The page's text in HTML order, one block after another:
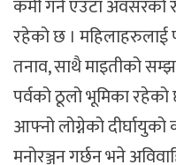
कमी गर्ने एउटा अवसरको
रहेको छ । महिलाहरुलाई
तनाव, साथै माइतीको
पर्वको ठूलो भूमिका रहेको
आफ्नो लोग्नेको दीर्घायुको
मनोरञ्जन गर्छन भने